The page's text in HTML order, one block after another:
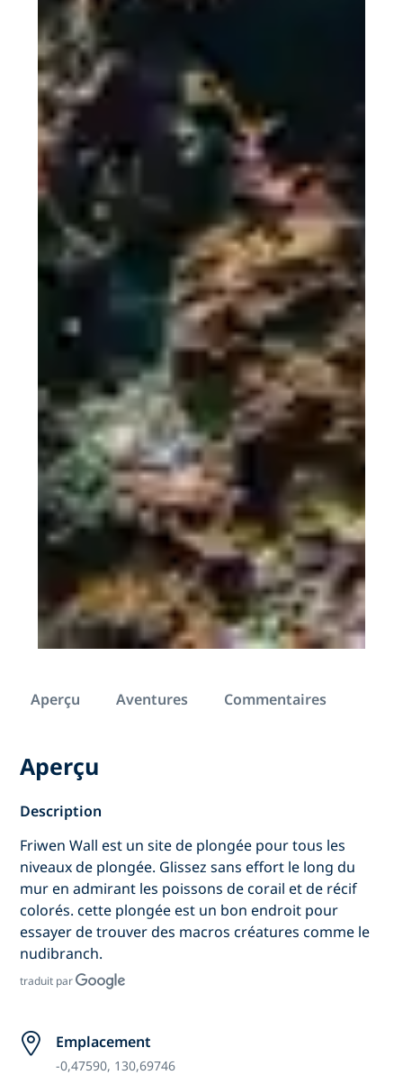
Aperçu Aventures Commentaires
Aperçu
Description
Friwen Wall est un site de plongée pour tous les
niveaux de plongée. Glissez sans effort le long du
mur en admirant les poissons de corail et de récif
colorés. cette plongée est un bon endroit pour
essayer de trouver des macros créatures comme le
nudibranch.
traduit par
Emplacement
-0,47590, 130,69746